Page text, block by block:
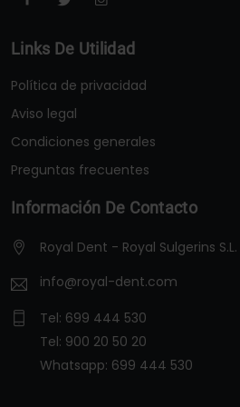
Links De Utilidad
Política de privacidad
Aviso legal
Condiciones generales
Preguntas frecuentes
Información De Contacto
Royal Dent - Royal Sulgerins S.L.
info@royal-dent.com
Tel: 699 444 530
Tel: 900 20 50 20
Whatsapp: 699 444 530